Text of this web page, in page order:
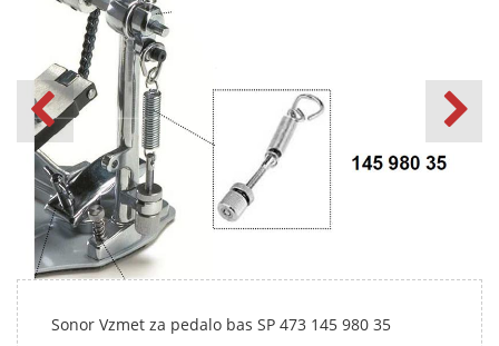
Sonor Vzmet za pedalo bas SP 473 145 980 35